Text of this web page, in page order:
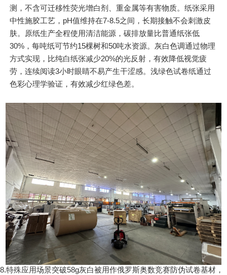
测，不含可迁移性荧光增白剂、重金属等有害物质。纸张采用
中性施胶工艺，pH值维持在7-8.5之间，长期接触不会刺激皮
肤。原纸生产全程使用清洁能源，碳排放量比普通纸张低
30%，每吨纸可节约15棵树和50吨水资源。灰白色调通过物理
方式实现，比纯白纸张减少20%的光反射，有效降低视觉疲
劳，连续阅读3小时眼睛不易产生干涩感。浅绿色试卷纸通过
色彩心理学验证，有效减少红绿色差。
8.特殊应用场景突破58g灰白被用作俄罗斯奥数竞赛防伪试卷基材，